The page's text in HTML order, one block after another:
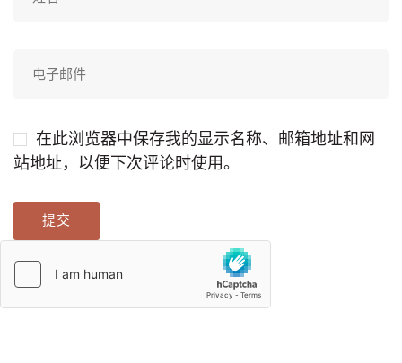
在此浏览器中保存我的显示名称、邮箱地址和网
站地址，以便下次评论时使用。